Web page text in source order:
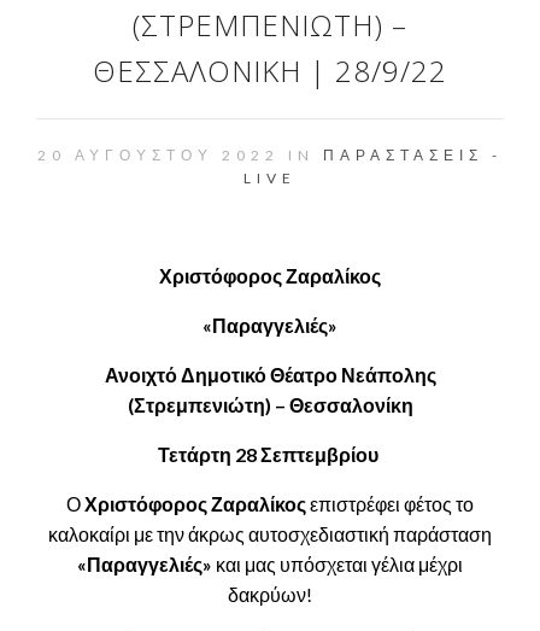
(ΣΤΡΕΜΠΕΝΙΏΤΗ) –
ΘΕΣΣΑΛΟΝΊΚΗ | 28/9/22
20 ΑΥΓΟΎΣΤΟΥ 2022 IN ΠΑΡΑΣΤΆΣΕΙΣ -
LIVE
Χριστόφορος Ζαραλίκος
«Παραγγελιές»
Ανοιχτό Δημοτικό Θέατρο Νεάπολης
(Στρεμπενιώτη) – Θεσσαλονίκη
Τετάρτη 28 Σεπτεμβρίου
ΟΧριστόφορος Ζαραλίκοςεπιστρέφει φέτος το
καλοκαίρι με την άκρως αυτοσχεδιαστική παράσταση
«Παραγγελιές» και μας υπόσχεται γέλια μέχρι
δακρύων!